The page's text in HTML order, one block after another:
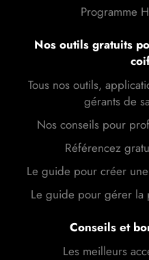
Programme
Nos outils gratuits
Tous nos outils,
gérants de
Nos conseils pour
Référencez
Le guide pour créer
Le guide pour gérer la
Conseils et
Les meilleurs